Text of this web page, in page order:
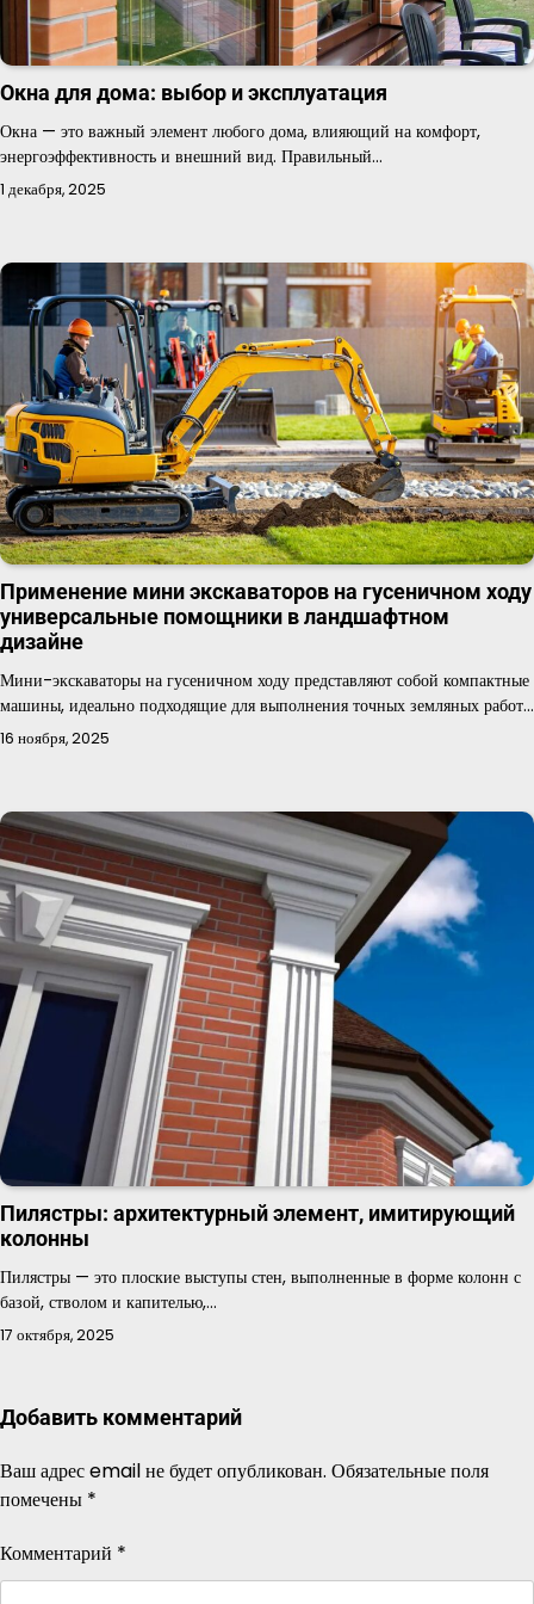
Окна для дома: выбор и эксплуатация
Окна — это важный элемент любого дома, влияющий на комфорт,
энергоэффективность и внешний вид. Правильный…
1 декабря, 2025
Применение мини экскаваторов на гусеничном ходу
универсальные помощники в ландшафтном
дизайне
Мини-экскаваторы на гусеничном ходу представляют собой компактные
машины, идеально подходящие для выполнения точных земляных работ…
16 ноября, 2025
Пилястры: архитектурный элемент, имитирующий
колонны
Пилястры — это плоские выступы стен, выполненные в форме колонн с
базой, стволом и капителью,…
17 октября, 2025
Добавить комментарий
Ваш адрес email не будет опубликован. Обязательные поля
помечены *
Комментарий *